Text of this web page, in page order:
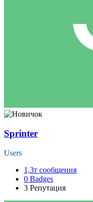
Sprinter
Users
1,3т сообщения
0 Badges
3 Репутация